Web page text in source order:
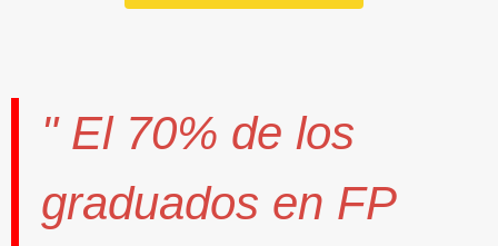
" El 70% de los
graduados en FP